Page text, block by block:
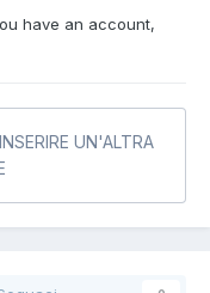
have an account,
UN'ALTRA